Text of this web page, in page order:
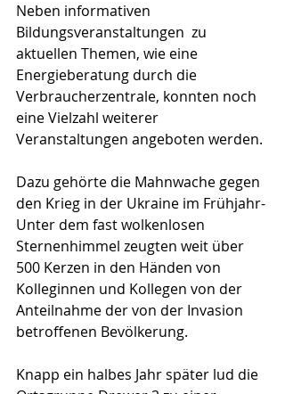
Neben informativen
Bildungsveranstaltungen  zu
aktuellen Themen, wie eine
Energieberatung durch die
Verbraucherzentrale, konnten noch
eine Vielzahl weiterer
Veranstaltungen angeboten werden.
Dazu gehörte die Mahnwache gegen
den Krieg in der Ukraine im Frühjahr-
Unter dem fast wolkenlosen
Sternenhimmel zeugten weit über
500 Kerzen in den Händen von
Kolleginnen und Kollegen von der
Anteilnahme der von der Invasion
betroffenen Bevölkerung.
Knapp ein halbes Jahr später lud die